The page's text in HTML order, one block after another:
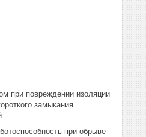
при повреждении изоляции
замыкания.
при обрыве